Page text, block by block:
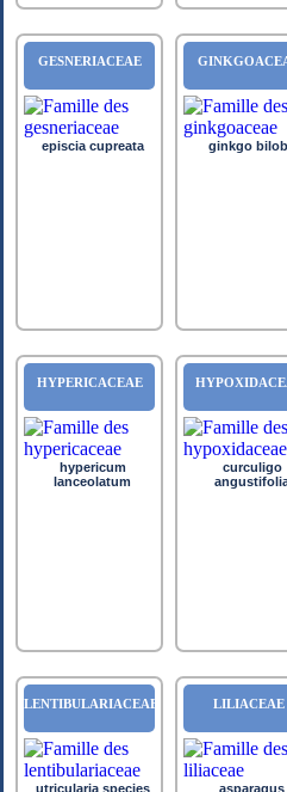
GESNERIACEAE
episcia cupreata ginkgo
HYPERICACEAE
hypericum
lanceolatum
curculigo
LENTIBULARIACEAE
utricularia species
LILIACEAE
asparagus